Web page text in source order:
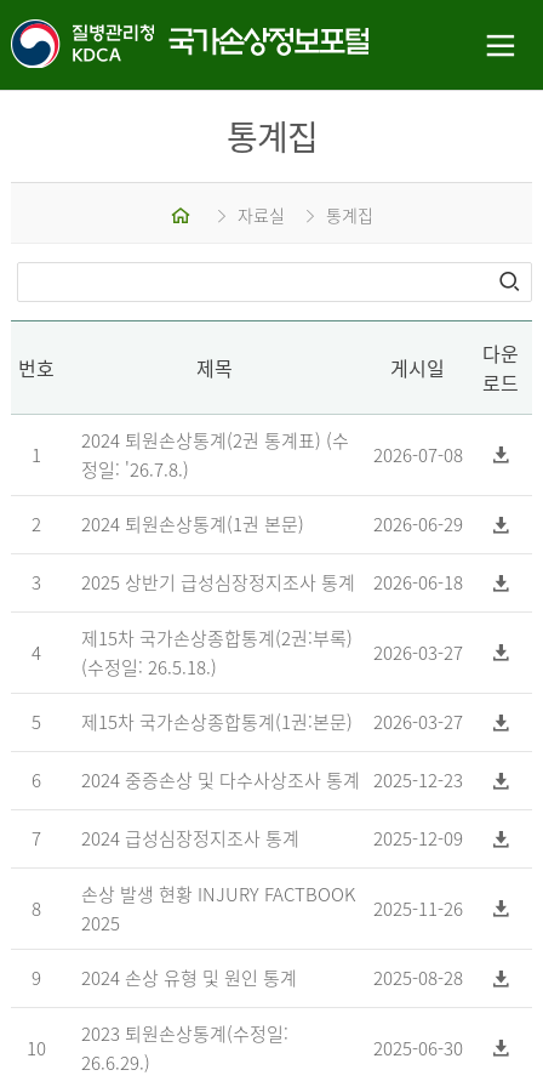
통계집
홈 자료실 통계집
번호 제목 게시일
다운
로드
1
2024 퇴원손상통계(2권 통계표) (수
정일: '26.7.8.)
2026-07-08
2 2024 퇴원손상통계(1권 본문) 2026-06-29
3 2025 상반기 급성심장정지조사 통계 2026-06-18
4
제15차 국가손상종합통계(2권:부록)
(수정일: 26.5.18.)
2026-03-27
5 제15차 국가손상종합통계(1권:본문) 2026-03-27
6 2024 중증손상 및 다수사상조사 통계 2025-12-23
7 2024 급성심장정지조사 통계 2025-12-09
8
손상 발생 현황 INJURY FACTBOOK
2025
2025-11-26
9 2024 손상 유형 및 원인 통계 2025-08-28
10
2023 퇴원손상통계(수정일:
26.6.29.)
2025-06-30